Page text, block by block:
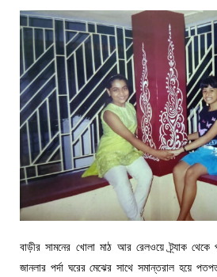
বাড়ীর সামনের খোলা মাঠ আর রেলওয়ে ট্র্যাক
জানলার পর্দা ঘরের মেঝের সাথে সমান্তরাল হয়ে